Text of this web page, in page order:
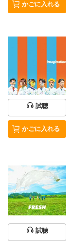
かごに入れる
試聴
かごに入れる
試聴